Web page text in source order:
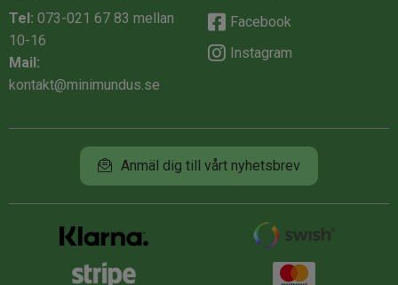
Tel: 073-021 67 83 mellan
10-16
Mail:
kontakt@minimundus.se
Facebook
Instagram
Anmäl dig till vårt nyhetsbrev